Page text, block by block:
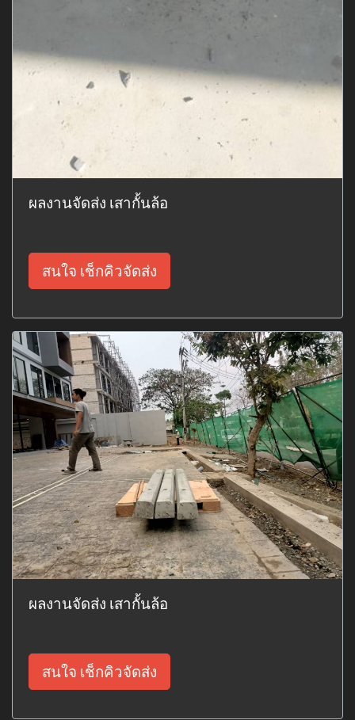
ผลงานจัดส่ง เสากั้นล้อ
สนใจ เช็กคิวจัดส่ง
ผลงานจัดส่ง เสากั้นล้อ
สนใจ เช็กคิวจัดส่ง